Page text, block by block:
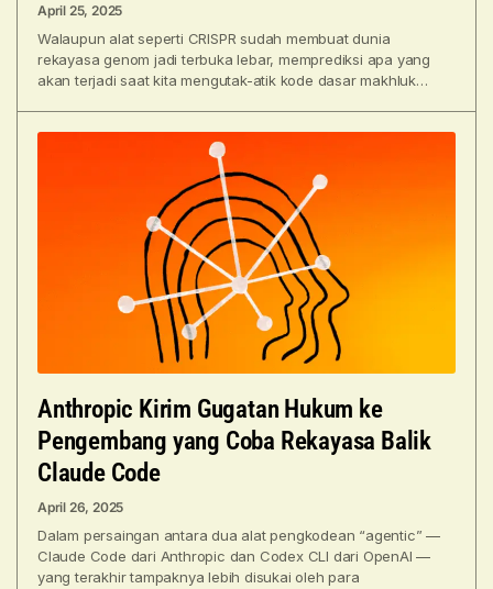
April 25, 2025
Walaupun alat seperti CRISPR sudah membuat dunia
rekayasa genom jadi terbuka lebar, memprediksi apa yang
akan terjadi saat kita mengutak-atik kode dasar makhluk
Anthropic Kirim Gugatan Hukum ke
Pengembang yang Coba Rekayasa Balik
Claude Code
April 26, 2025
Dalam persaingan antara dua alat pengkodean “agentic” —
Claude Code dari Anthropic dan Codex CLI dari OpenAI —
yang terakhir tampaknya lebih disukai oleh para